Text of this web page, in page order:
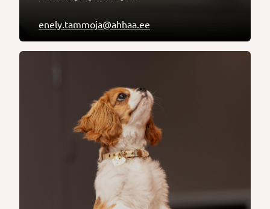
enely.tammoja@ahhaa.ee